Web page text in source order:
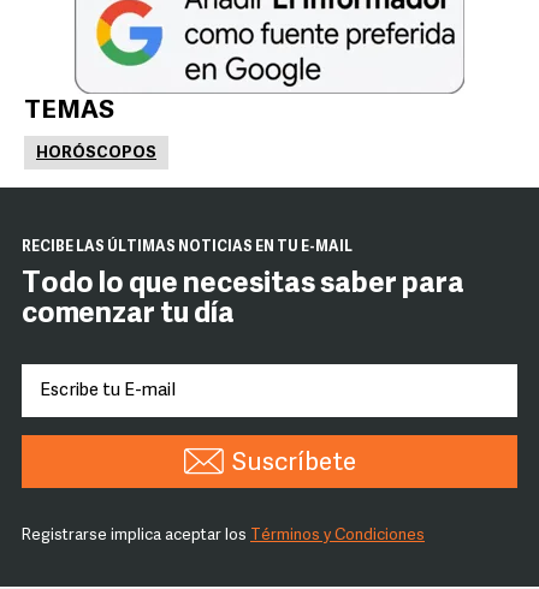
TEMAS
HORÓSCOPOS
RECIBE LAS ÚLTIMAS NOTICIAS EN TU E-MAIL
Todo lo que necesitas saber para
comenzar tu día
Suscríbete
Registrarse implica aceptar los Términos y Condiciones